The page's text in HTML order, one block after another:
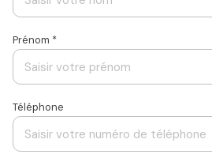
Prénom *
Téléphone